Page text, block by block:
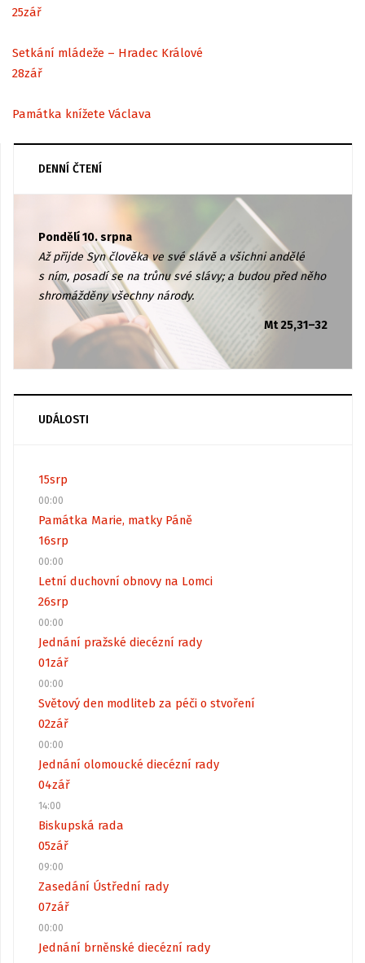
25zář
Setkání mládeže – Hradec Králové
28zář
Památka knížete Václava
DENNÍ ČTENÍ
Pondělí 10. srpna
Až přijde Syn člověka ve své slávě a všichni andělé
s ním, posadí se na trůnu své slávy; a budou před něho
shromážděny všechny národy.
Mt 25,31–32
UDÁLOSTI
15srp
00:00
Památka Marie, matky Páně
16srp
00:00
Letní duchovní obnovy na Lomci
26srp
00:00
Jednání pražské diecézní rady
01zář
00:00
Světový den modliteb za péči o stvoření
02zář
00:00
Jednání olomoucké diecézní rady
04zář
14:00
Biskupská rada
05zář
09:00
Zasedání Ústřední rady
07zář
00:00
Jednání brněnské diecézní rady